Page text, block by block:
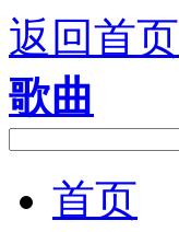
返回首页
歌曲
首页